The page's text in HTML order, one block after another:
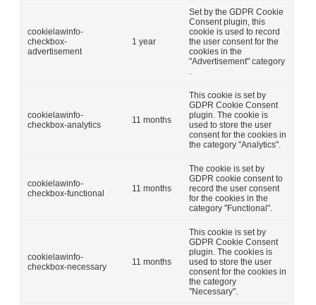
cookielawinfo-
checkbox-
advertisement
1 year
Set by the GDPR Cookie
Consent plugin, this
cookie is used to record
the user consent for the
cookies in the
"Advertisement" category
cookielawinfo-
checkbox-analytics
11 months
This cookie is set by
GDPR Cookie Consent
plugin. The cookie is
used to store the user
consent for the cookies in
the category "Analytics".
cookielawinfo-
checkbox-functional
11 months
The cookie is set by
GDPR cookie consent to
record the user consent
for the cookies in the
category "Functional".
cookielawinfo-
checkbox-necessary
11 months
This cookie is set by
GDPR Cookie Consent
plugin. The cookies is
used to store the user
consent for the cookies in
the category
"Necessary".